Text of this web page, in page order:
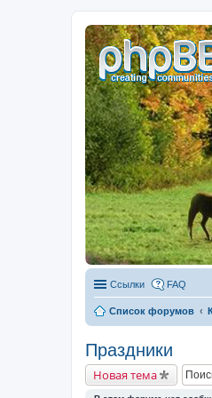
Ссылки FAQ
Список форумов
Праздники
Новая тема